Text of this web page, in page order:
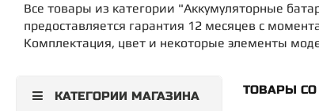
Все товары из категории "Аккумуляторные
предоставляется гарантия 12 месяцев с
Комплектация, цвет и некоторые элементы
ТОВАРЫ СО
КАТЕГОРИИ МАГАЗИНА